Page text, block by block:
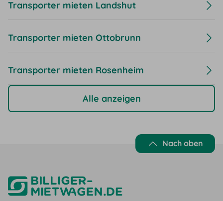
Transporter mieten Landshut
Transporter mieten Ottobrunn
Transporter mieten Rosenheim
Alle anzeigen
Nach oben